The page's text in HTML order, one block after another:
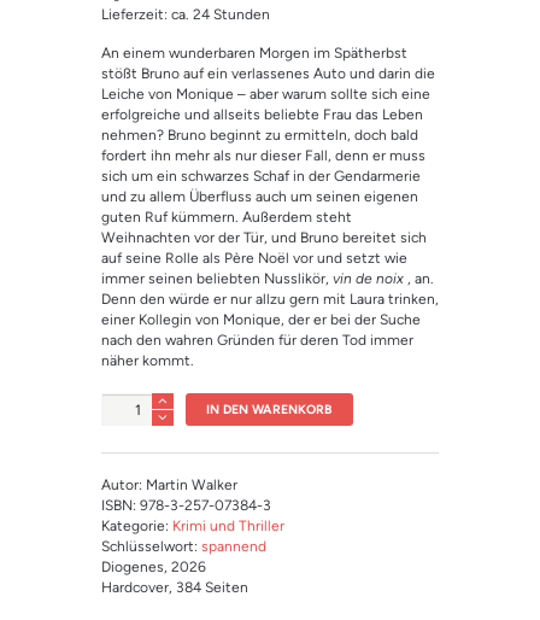
Lieferzeit: ca. 24 Stunden
An einem wunderbaren Morgen im Spätherbst
stößt Bruno auf ein verlassenes Auto und darin die
Leiche von Monique – aber warum sollte sich eine
erfolgreiche und allseits beliebte Frau das Leben
nehmen? Bruno beginnt zu ermitteln, doch bald
fordert ihn mehr als nur dieser Fall, denn er muss
sich um ein schwarzes Schaf in der Gendarmerie
und zu allem Überfluss auch um seinen eigenen
guten Ruf kümmern. Außerdem steht
Weihnachten vor der Tür, und Bruno bereitet sich
auf seine Rolle als Père Noël vor und setzt wie
immer seinen beliebten Nusslikör, vin de noix , an.
Denn den würde er nur allzu gern mit Laura trinken,
einer Kollegin von Monique, der er bei der Suche
nach den wahren Gründen für deren Tod immer
näher kommt.
Anzahl IN DEN WARENKORB
Autor: Martin Walker
ISBN: 978-3-257-07384-3
Kategorie: Krimi und Thriller
Schlüsselwort: spannend
Diogenes, 2026
Hardcover, 384 Seiten